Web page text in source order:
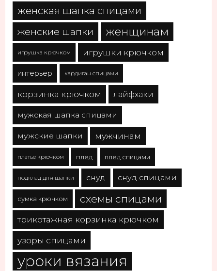
женская шапка спицами
женские шапки женщинам
игрушка крючком игрушки крючком
интерьер кардиган спицами
корзинка крючком лайфхаки
мужская шапка спицами
мужские шапки мужчинам
платье крючком плед плед спицами
подклад для шапки снуд снуд спицами
сумка крючком схемы спицами
трикотажная корзинка крючком
узоры спицами
уроки вязания